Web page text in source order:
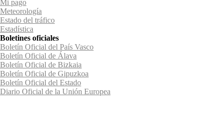
Mi pago
Meteorología
Estado del tráfico
Estadística
Boletines oficiales
Boletín Oficial del País Vasco
Boletín Oficial de Álava
Boletín Oficial de Bizkaia
Boletín Oficial de Gipuzkoa
Boletín Oficial del Estado
Diario Oficial de la Unión Europea